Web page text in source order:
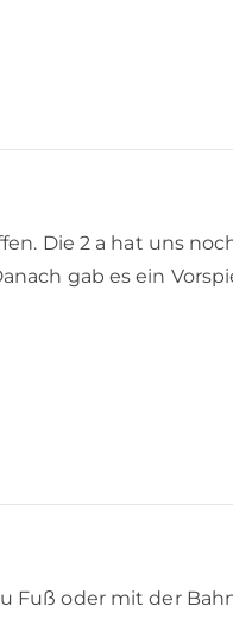
Die 2 a hat uns
gab es ein
Fuß oder mit der